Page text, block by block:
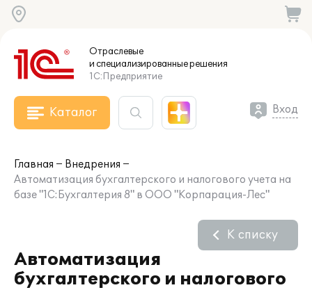
Отраслевые
и специализированныерешения
1С:Предприятие
Каталог Вход
Главная
Внедрения
Автоматизация бухгалтерского и налогового учета на
базе "1С:Бухгалтерия 8" в ООО "Корпарация-Лес"
Автоматизация
бухгалтерского и налогового
К списку